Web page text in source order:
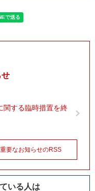
せ
関する臨時措置を終
重要なお知らせのRSS
いる人は